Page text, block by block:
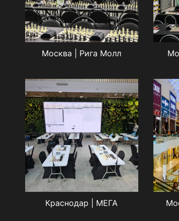
Москва | Рига Молл
Краснодар | МЕГА